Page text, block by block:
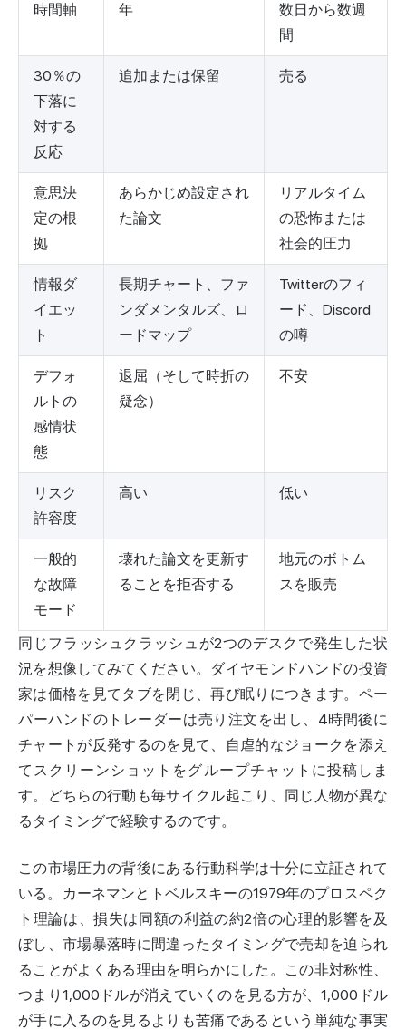
時間軸 年
数日から数週
間
30％の
下落に
対する
反応
追加または保留 売る
意思決
定の根
拠
あらかじめ設定され
た論文
リアルタイム
の恐怖または
社会的圧力
情報ダ
イエッ
ト
長期チャート、ファ
ンダメンタルズ、ロ
ードマップ
Twitterのフィ
ード、Discord
の噂
デフォ
ルトの
感情状
態
退屈（そして時折の
疑念）
不安
リスク
許容度
高い 低い
一般的
な故障
モード
壊れた論文を更新す
ることを拒否する
地元のボトム
スを販売
同じフラッシュクラッシュが2つのデスクで発生した状
況を想像してみてください。ダイヤモンドハンドの投資
家は価格を見てタブを閉じ、再び眠りにつきます。ペー
パーハンドのトレーダーは売り注文を出し、4時間後に
チャートが反発するのを見て、自虐的なジョークを添え
てスクリーンショットをグループチャットに投稿しま
す。どちらの行動も毎サイクル起こり、同じ人物が異な
るタイミングで経験するのです。
この市場圧力の背後にある行動科学は十分に立証されて
いる。カーネマンとトベルスキーの1979年のプロスペク
ト理論は、損失は同額の利益の約2倍の心理的影響を及
ぼし、市場暴落時に間違ったタイミングで売却を迫られ
ることがよくある理由を明らかにした。この非対称性、
つまり1,000ドルが消えていくのを見る方が、1,000ドル
が手に入るのを見るよりも苦痛であるという単純な事実